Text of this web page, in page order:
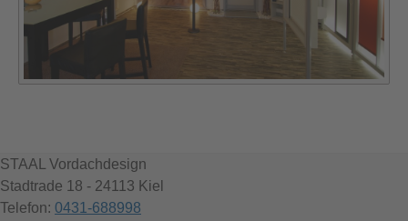
STAAL Vordachdesign
Stadtrade 18 - 24113 Kiel
Telefon: 0431-688998